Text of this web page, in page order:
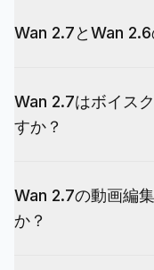
だきます。
wan2.7-image-to-
ンス動画。wan2.7-
動画編集です。
Wan 2.7とWan 2.6
います：指示ベー
edit）とボイスクロ
しますが、Wan 2.6
2.6はFlashバリアン
Wan 2.7はボイス
すか？
reference-video）で
を提供すると、生成
Wan 2.7の動画編
か？